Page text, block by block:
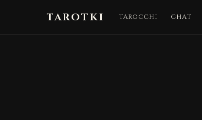
TAROTKI TAROCCHI CHAT